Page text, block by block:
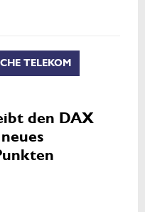
TELEKOM
den DAX